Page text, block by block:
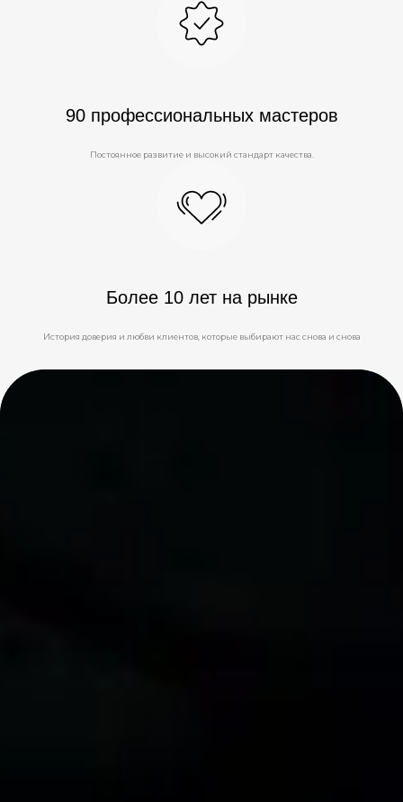
90 профессиональных мастеров
Постоянное развитие и высокий стандарт качества.
Более 10 лет на рынке
История доверия и любви клиентов, которые выбирают нас снова и снова